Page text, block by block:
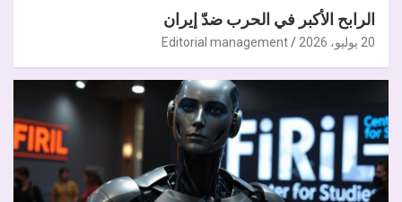
الرابح الأكبر في الحرب ضدّ إيران
20 يوليو، 2026 Editorial management